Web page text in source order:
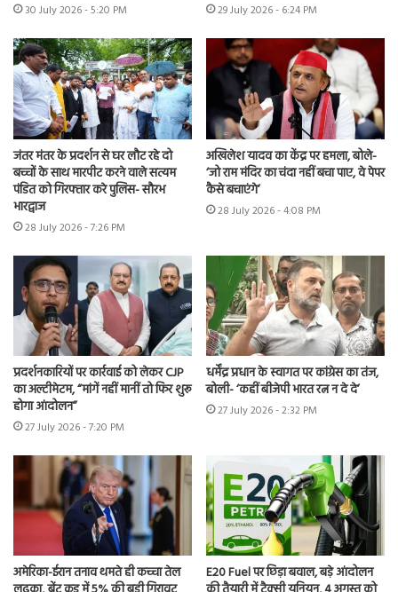
30 July 2026 - 5:20 PM 29 July 2026 - 6:24 PM
जंतर मंतर के प्रदर्शन से घर लौट रहे दो
बच्चों के साथ मारपीट करने वाले सत्यम
पंडित को गिरफ्तार करे पुलिस- सौरभ
भारद्वाज
28 July 2026 - 7:26 PM
अखिलेश यादव का केंद्र पर हमला, बोले-
‘जो राम मंदिर का चंदा नहीं बचा पाए, वे पेपर
कैसे बचाएंगे’
28 July 2026 - 4:08 PM
प्रदर्शनकारियों पर कार्रवाई को लेकर CJP
का अल्टीमेटम, “मांगें नहीं मानीं तो फिर शुरू
होगा आंदोलन”
27 July 2026 - 7:20 PM
धर्मेंद्र प्रधान के स्वागत पर कांग्रेस का तंज,
बोली- ‘कहीं बीजेपी भारत रत्न न दे दे’
27 July 2026 - 2:32 PM
अमेरिका-ईरान तनाव थमते ही कच्चा तेल
E20 Fuel पर छिड़ा बवाल, बड़े आंदोलन